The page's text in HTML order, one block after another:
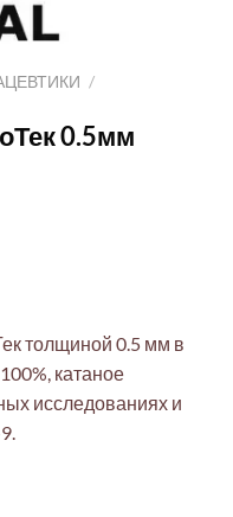
/
0.5мм
толщиной 0.5 мм в
катаное
исследованиях и